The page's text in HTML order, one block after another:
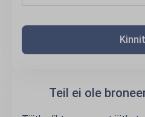
Teil ei ole